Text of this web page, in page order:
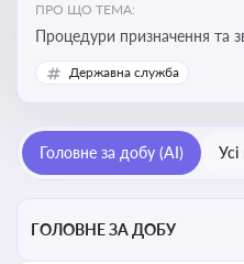
ПРО ЩО ТЕМА:
Процедури призначення та
установ та підприємств
Державна служба
Головне за добу (AI) Усі
ГОЛОВНЕ ЗА ДОБУ